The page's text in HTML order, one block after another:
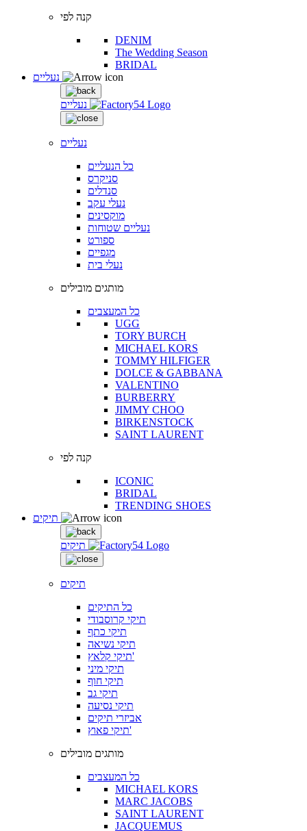
קנה לפי
DENIM
The Wedding Season
BRIDAL
נעליים
נעליים
כל הנעליים
סניקרס
סנדלים
נעלי עקב
מוקסינים
נעליים שטוחות
ספורט
מגפיים
נעלי בית
מותגים מובילים
כל המעצבים
UGG
TORY BURCH
MICHAEL KORS
TOMMY HILFIGER
DOLCE & GABBANA
VALENTINO
BURBERRY
JIMMY CHOO
BIRKENSTOCK
SAINT LAURENT
קנה לפי
ICONIC
BRIDAL
TRENDING SHOES
תיקים
תיקים
כל התיקים
תיקי קרוסבודי
תיקי כתף
תיקי נשיאה
תיקי קלאץ'
תיקי מיני
תיקי חוף
תיקי גב
תיקי נסיעה
אביזרי תיקים
תיקי פאוץ'
מותגים מובילים
כל המעצבים
MICHAEL KORS
MARC JACOBS
SAINT LAURENT
JACQUEMUS